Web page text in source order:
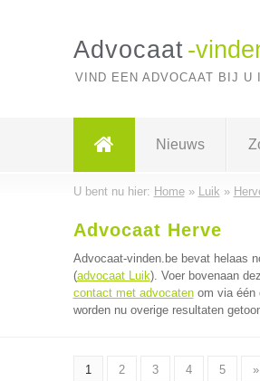
Advocaat -
VIND EEN ADVOCAAT BIJ U
Nieuws
U bent nu hier: Home» Luik »
Advocaat Herve
Advocaat-vinden.be bevat helaas
(advocaat Luik). Voer bovenaan
contact met advocatenom via één
worden nu overige resultaten
1 2 3 4 5 »